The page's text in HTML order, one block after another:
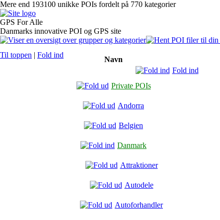
Mere end 193100 unikke POIs fordelt på 770 kategorier
GPS For Alle
Danmarks innovative POI og GPS site
Til toppen | Fold ind
Navn
Fold ind
Private POIs
Andorra
Belgien
Danmark
Attraktioner
Autodele
Autoforhandler